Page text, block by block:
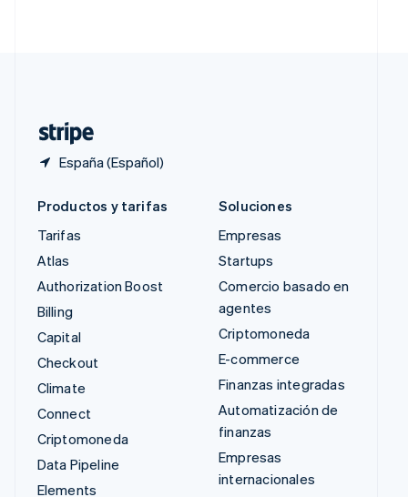
España (Español)
Productos y tarifas
Tarifas
Atlas
Authorization Boost
Billing
Capital
Checkout
Climate
Connect
Criptomoneda
Data Pipeline
Elements
Soluciones
Empresas
Startups
Comercio basado en
agentes
Criptomoneda
E-commerce
Finanzas integradas
Automatización de
finanzas
Empresas
internacionales